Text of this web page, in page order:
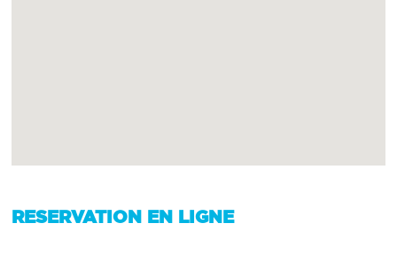
RESERVATION EN LIGNE